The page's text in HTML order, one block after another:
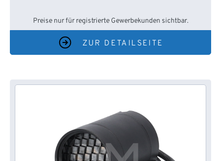
Preise nur für registrierte Gewerbekunden sichtbar.
ZUR DETAILSEITE